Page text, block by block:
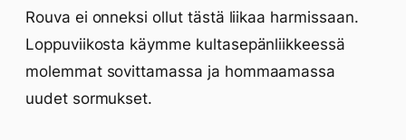
Rouva ei onneksi ollut tästä liikaa harmissaan.
Loppuviikosta käymme kultasepänliikkeessä
molemmat sovittamassa ja hommaamassa
uudet sormukset.